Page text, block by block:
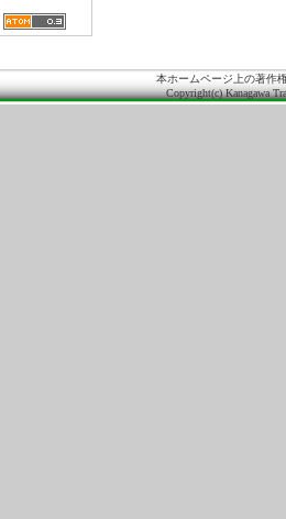
本ホームページ上の著作
Copyright(c) Kanagawa